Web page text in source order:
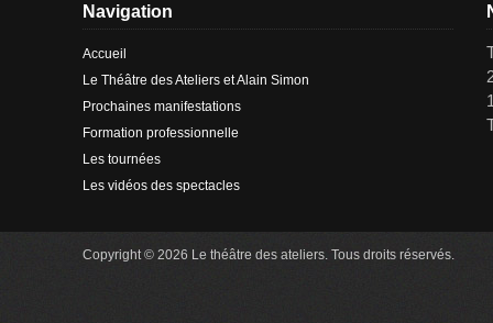
Navigation
Accueil
Le Théâtre des Ateliers et Alain Simon
Prochaines manifestations
Formation professionnelle
Les tournées
Les vidéos des spectacles
Copyright © 2026 Le théâtre des ateliers. Tous droits réservés.